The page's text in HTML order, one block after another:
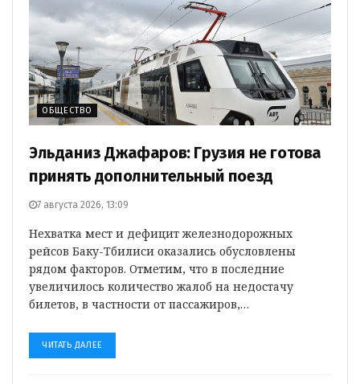
ОБЩЕСТВО
Эльданиз Джафаров: Грузия не готова
принять дополнительный поезд
7 августа 2026, 13:09
Нехватка мест и дефицит железнодорожных
рейсов Баку-Тбилиси оказались обусловлены
рядом факторов. Отметим, что в последние
увеличилось количество жалоб на недостачу
билетов, в частности от пассажиров,…
ЧИТАТЬ ДАЛЕЕ